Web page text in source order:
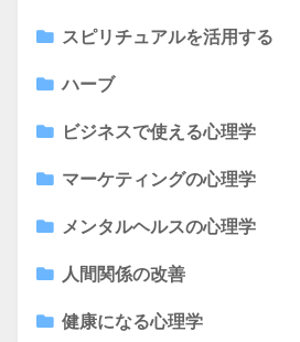
スピリチュアルを活用する
ハーブ
ビジネスで使える心理学
マーケティングの心理学
メンタルヘルスの心理学
人間関係の改善
健康になる心理学